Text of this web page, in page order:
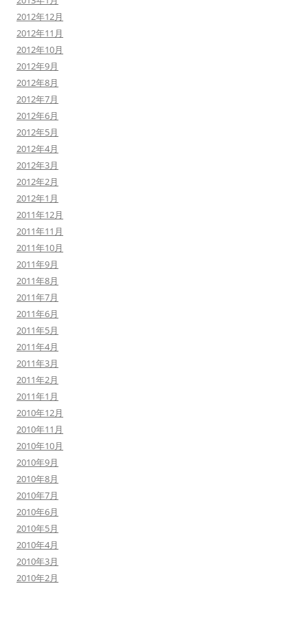
2012年12月
2012年11月
2012年10月
2012年9月
2012年8月
2012年7月
2012年6月
2012年5月
2012年4月
2012年3月
2012年2月
2012年1月
2011年12月
2011年11月
2011年10月
2011年9月
2011年8月
2011年7月
2011年6月
2011年5月
2011年4月
2011年3月
2011年2月
2011年1月
2010年12月
2010年11月
2010年10月
2010年9月
2010年8月
2010年7月
2010年6月
2010年5月
2010年4月
2010年3月
2010年2月